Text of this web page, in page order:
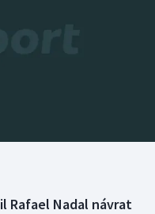
Rafael Nadal návrat